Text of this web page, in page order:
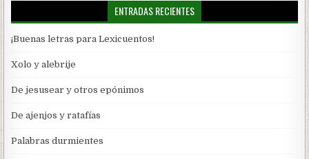
ENTRADAS RECIENTES
¡Buenas letras para Lexicuentos!
Xolo y alebrije
De jesusear y otros epónimos
De ajenjos y ratafías
Palabras durmientes